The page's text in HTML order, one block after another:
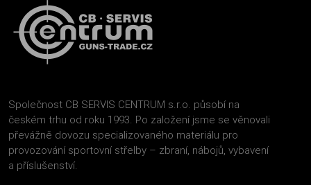
Společnost CB SERVIS CENTRUM s.r.o. působí na
českém trhu od roku 1993. Po založení jsme se věnovali
převážně dovozu specializovaného materiálu pro
provozování sportovní střelby – zbraní, nábojů, vybavení
a příslušenství.